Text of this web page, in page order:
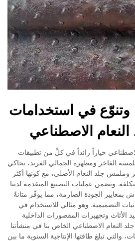
وتنوّع في استخدامات
الاصطناعي
خياراً رائداً في كلٍّ من تطبيقات
الفاخر ومظهره الجمالي الفريد، يحاكي
وملمس جلد النعام الأصلي، مع كونها أكثر
وتضمن عمليات التصنيع المتقدمة لدينا
الجودة الصارمة، مما يوفّر متانةً
التصميمية. وهو مثالي للاستخدام في
الأثاث وتجهيزات المقصورات الداخلية
النعام الاصطناعي الخاص بنا في منشأتنا
والتي تبلغ طاقتها الإنتاجية السنوية ما بين